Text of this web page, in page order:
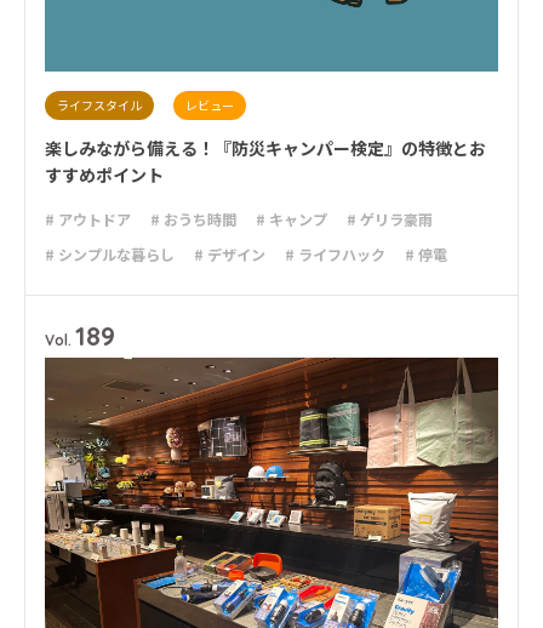
ライフスタイル レビュー
楽しみながら備える！『防災キャンパー検定』の特徴とお
すすめポイント
# アウトドア # おうち時間 # キャンプ
# ゲリラ豪雨
# シンプルな暮らし
# デザイン # ライフハック
# 停電
# 避難
# 防災
Vol. 189